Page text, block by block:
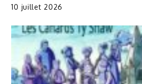
10 juillet 2026